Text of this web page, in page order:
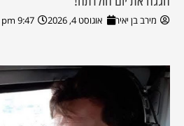
מירב בן יאיר אוגוסט 4, 2026 9:47 pm